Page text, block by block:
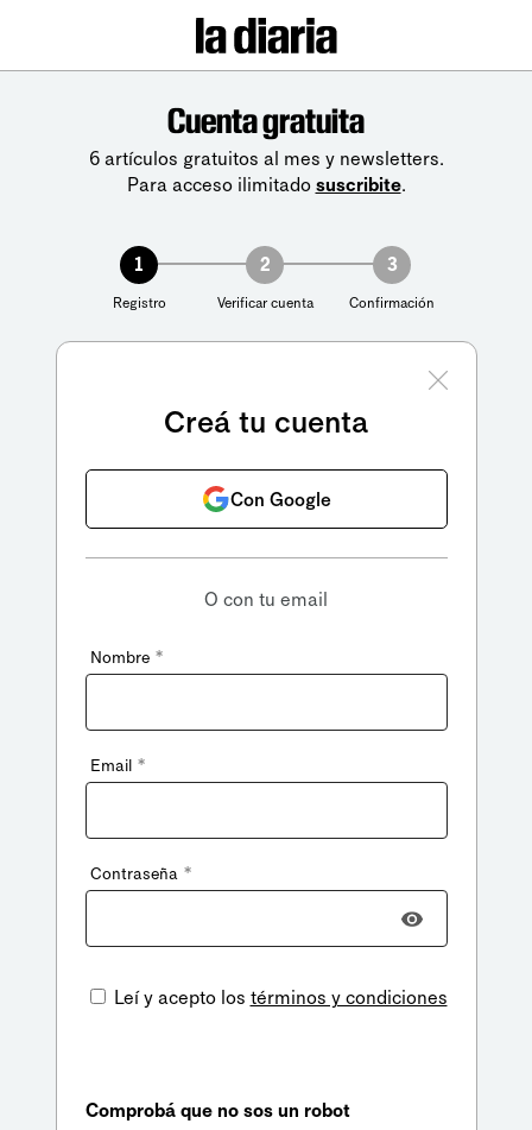
Cuenta gratuita
6 artículos gratuitos al mes y newsletters.
Para acceso ilimitado suscribite.
1
Registro
2
Verificar cuenta
3
Confirmación
Creá tu cuenta
Con Google
O con tu email
Nombre *
Email *
Contraseña *
Leí y acepto los términos y condiciones
Comprobá que no sos un robot